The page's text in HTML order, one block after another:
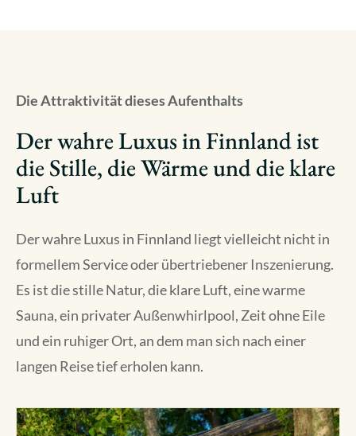
Die Attraktivität dieses Aufenthalts
Der wahre Luxus in Finnland ist
die Stille, die Wärme und die klare
Luft
Der wahre Luxus in Finnland liegt vielleicht nicht in
formellem Service oder übertriebener Inszenierung.
Es ist die stille Natur, die klare Luft, eine warme
Sauna, ein privater Außenwhirlpool, Zeit ohne Eile
und ein ruhiger Ort, an dem man sich nach einer
langen Reise tief erholen kann.